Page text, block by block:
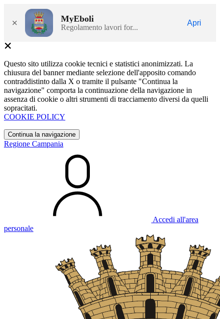
× MyEboli
Regolamento lavori for...
Apri
Questo sito utilizza cookie tecnici e statistici anonimizzati. La
chiusura del banner mediante selezione dell'apposito comando
contraddistinto dalla X o tramite il pulsante "Continua la
navigazione" comporta la continuazione della navigazione in
assenza di cookie o altri strumenti di tracciamento diversi da quelli
sopracitati.
COOKIE POLICY
Continua la navigazione
Regione Campania
Accedi all'area
personale